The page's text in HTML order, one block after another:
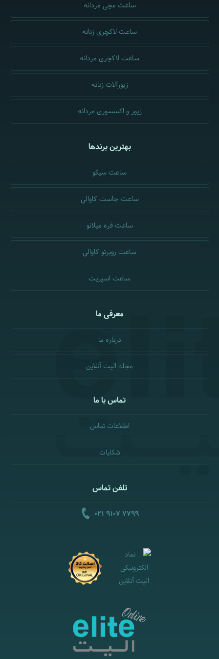
ساعت مچی مردانه
ساعت لاکچری زنانه
ساعت لاکچری مردانه
زیورآلات زنانه
زیور و اکسسوری مردانه
بهترین برندها
ساعت سیکو
ساعت جاست کاوالی
ساعت فره میلانو
ساعت روبرتو کاوالی
ساعت اسپریت
معرفی ما
درباره ما
مجله الیت آنلاین
تماس با ما
اطلاعات تماس
شکایات
تلفن تماس
021 9107 7799